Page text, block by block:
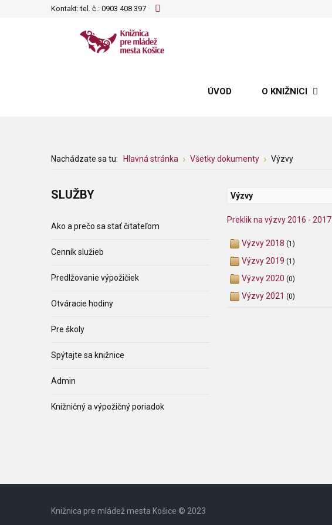
Kontakt: tel. č.: 0903 408 397
ÚVOD O KNIŽNICI
Nachádzate sa tu: Hlavná stránka Všetky dokumenty Výzvy
Výzvy
Preklik na výzvy 2016 - 2017
Výzvy 2018 (1)
Výzvy 2019 (1)
Výzvy 2020 (0)
Výzvy 2021 (0)
SLUŽBY
Ako a prečo sa stať čitateľom
Cenník služieb
Predlžovanie výpožičiek
Otváracie hodiny
Pre školy
Spýtajte sa knižnice
Admin
Knižničný a výpožičný poriadok
Knižnica pre mládež mesta Košice © 2023